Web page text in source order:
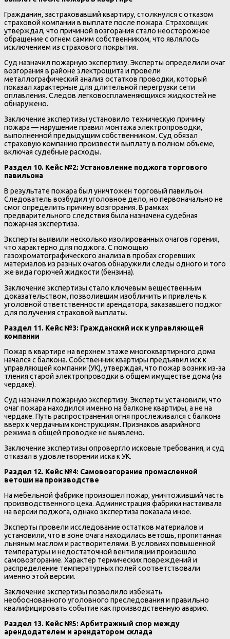
Гражданин, застраховавший квартиру, столкнулся с отказом
страховой компании в выплате после пожара. Страховщик
утверждал, что причиной возгорания стало неосторожное
обращение с огнем самим собственником, что являлось
исключением из страхового покрытия.
Суд назначил пожарную экспертизу. Эксперты определили очаг
возгорания в районе электрощита и провели
металлографический анализ остатков проводки, который
показал характерные для длительной перегрузки сети
оплавления. Следов легковоспламеняющихся жидкостей не
обнаружено.
Заключение экспертизы установило техническую причину
пожара — нарушение правил монтажа электропроводки,
выполненной предыдущим собственником. Суд обязал
страховую компанию произвести выплату в полном объеме,
включая судебные расходы.
Раздел 10. Кейс №2: Установление поджога торгового
павильона
В результате пожара был уничтожен торговый павильон.
Следователь возбудил уголовное дело, но первоначально не
смог определить причину возгорания. В рамках
предварительного следствия была назначена судебная
пожарная экспертиза.
Эксперты выявили несколько изолированных очагов горения,
что характерно для поджога. С помощью
газохроматографического анализа в пробах сгоревших
материалов из разных очагов обнаружили следы одного и того
же вида горючей жидкости (бензина).
Заключение экспертизы стало ключевым вещественным
доказательством, позволившим изобличить и привлечь к
уголовной ответственности арендатора, заказавшего поджог
для получения страховой выплаты.
Раздел 11. Кейс №3: Гражданский иск к управляющей
компании
Пожар в квартире на верхнем этаже многоквартирного дома
начался с балкона. Собственник квартиры предъявил иск к
управляющей компании (УК), утверждая, что пожар возник из-за
тления старой электропроводки в общем имуществе дома (на
чердаке).
Суд назначил пожарную экспертизу. Эксперты установили, что
очаг пожара находился именно на балконе квартиры, а не на
чердаке. Путь распространения огня прослеживался с балкона
вверх к чердачным конструкциям. Признаков аварийного
режима в общей проводке не выявлено.
Заключение экспертизы опровергло исковые требования, и суд
отказал в удовлетворении иска к УК.
Раздел 12. Кейс №4: Самовозгорание промасленной
ветоши на производстве
На мебельной фабрике произошел пожар, уничтоживший часть
производственного цеха. Администрация фабрики настаивала
на версии поджога, однако экспертиза показала иное.
Эксперты провели исследование остатков материалов и
установили, что в зоне очага находилась ветошь, пропитанная
льняным маслом и растворителями. В условиях повышенной
температуры и недостаточной вентиляции произошло
самовозгорание. Характер термических повреждений и
распределение температурных полей соответствовали
именно этой версии.
Заключение экспертизы позволило избежать
необоснованного уголовного преследования и правильно
квалифицировать событие как производственную аварию.
Раздел 13. Кейс №5: Арбитражный спор между
арендодателем и арендатором склада